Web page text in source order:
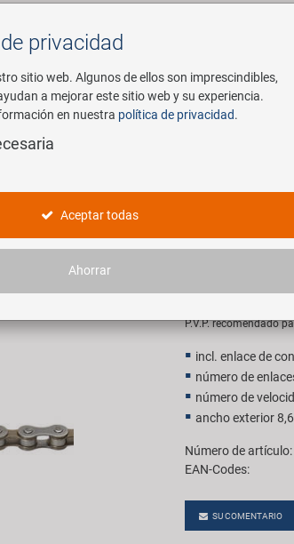
Buscar
Servicio
velocidad
4,90 EUR
P.V.P. recomendado
incl. enlace de
número de
número de
ancho exterior
Número de artículo:
EAN-Codes:
SU COMENTARIO
privacidad
sitio web. Algunos de ellos son imprescindibles,
a mejorar este sitio web y su experiencia.
en nuestra política de privacidad.
Aceptar todas
Ahorrar